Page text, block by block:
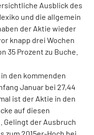
Ausblick des
und die allgemein
der Aktie wieder
knapp drei Wochen
35 Prozent zu Buche.
den kommenden
Januar bei 27,44
ist der Aktie in den
auf diesen
Gelingt der Ausbruch